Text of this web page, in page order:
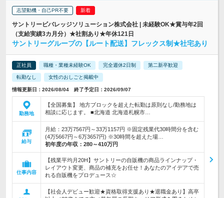
志望動機・自己PR不要
サントリービバレッジソリューション株式会社 | 未経験OK★賞与年2回
（支給実績3カ月分）★社割あり★年休121日
サントリーグループの【ルート配送】フレックス制★社宅あり
正社員 職種・業種未経験OK 完全週休2日制 第二新卒歓迎
転勤なし 女性のおしごと掲載中
情報更新日：2026/08/04 終了予定日：2026/09/07
勤務地
【全国募集】 地方ブロックを超えた転勤は原則なし/勤務地は
相談に応じます。 ■北海道 北海道札幌市…
給与
月給：23万7567円～33万1157円 ※固定残業代30時間分を含む
(4万5667円～6万3657円) ※30時間を超えた場…
初年度の年収： 280～410万円
仕事内容
【残業平均月20H】サントリーの自販機の商品ラインナップ・
レイアウト変更、商品の補充をお任せ！あなたのアイデアで売
れる自販機をプロデュース☆
【社会人デビュー歓迎★資格取得支援あり★退職金あり】高卒